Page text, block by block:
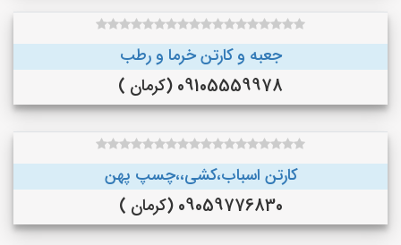
جعبه و کارتن خرما و رطب
09105559978 (کرمان )
کارتن اسباب،کشی،،چسپ پهن
09059776830 (کرمان )